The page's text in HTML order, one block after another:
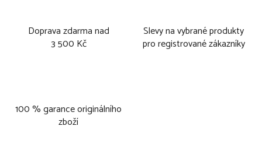
Doprava zdarma nad
3 500 Kč
Slevy na vybrané produkty
pro registrované zákazníky
100 % garance originálního
zboží